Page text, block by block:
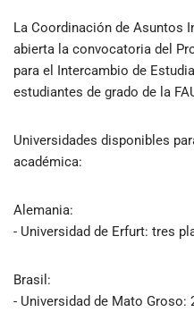
La Coordinación de Asuntos
abierta la convocatoria del
para el Intercambio de
estudiantes de grado de la
Universidades disponibles
académica:
Alemania:
- Universidad de Erfurt: tres
Brasil:
- Universidad de Mato Groso: